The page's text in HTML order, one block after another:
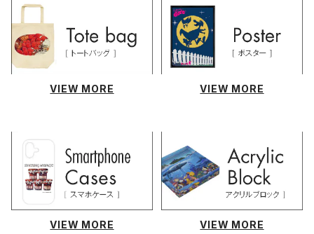
VIEW MORE VIEW MORE
VIEW MORE VIEW MORE